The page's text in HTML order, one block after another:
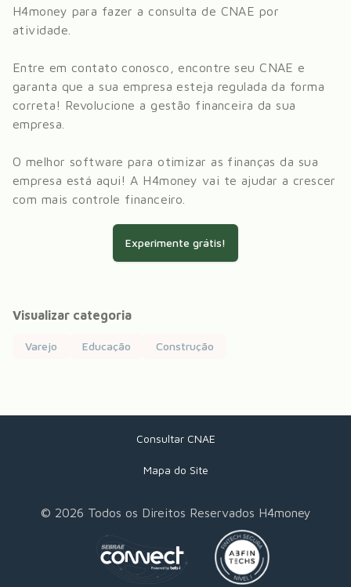
H4money para fazer a consulta de CNAE por
atividade.
Entre em contato conosco, encontre seu CNAE e
garanta que a sua empresa esteja regulada da forma
correta! Revolucione a gestão financeira da sua
empresa.
O melhor software para otimizar as finanças da sua
empresa está aqui! A H4money vai te ajudar a crescer
com mais controle financeiro.
Experimente grátis!
Visualizar categoria
Varejo Educação Construção
Consultar CNAE
Mapa do Site
© 2026 Todos os Direitos Reservados H4money